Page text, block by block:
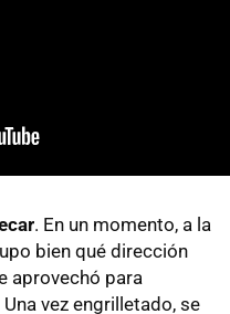
. En un momento, a la
bien qué dirección
aprovechó para
vez engrilletado, se